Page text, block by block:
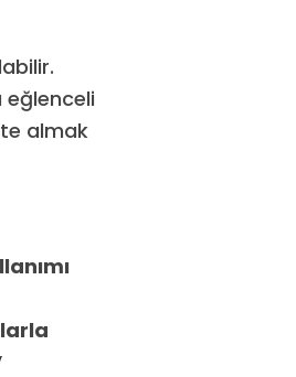
eğlenceli
almak